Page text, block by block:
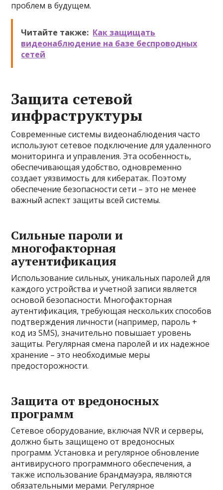
проблем в будущем.
Читайте также: Как защищать
видеонаблюдение на базе беспроводных
сетей
Защита сетевой
инфраструктуры
Современные системы видеонаблюдения часто
используют сетевое подключение для удаленного
мониторинга и управления. Эта особенность,
обеспечивающая удобство, одновременно
создает уязвимость для кибератак. Поэтому
обеспечение безопасности сети – это не менее
важный аспект защиты всей системы.
Сильные пароли и
многофакторная
аутентификация
Использование сильных, уникальных паролей для
каждого устройства и учетной записи является
основой безопасности. Многофакторная
аутентификация, требующая нескольких способов
подтверждения личности (например, пароль +
код из SMS), значительно повышает уровень
защиты. Регулярная смена паролей и их надежное
хранение – это необходимые меры
предосторожности.
Защита от вредоносных
программ
Сетевое оборудование, включая NVR и серверы,
должно быть защищено от вредоносных
программ. Установка и регулярное обновление
антивирусного программного обеспечения, а
также использование брандмауэра, являются
обязательными мерами. Регулярное